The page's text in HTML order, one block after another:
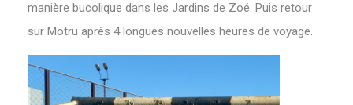
manière bucolique dans les Jardins de Zoé. Puis retour
sur Motru après 4 longues nouvelles heures de voyage.